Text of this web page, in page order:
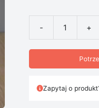
-
ilość Lampa
+
Zapytaj o